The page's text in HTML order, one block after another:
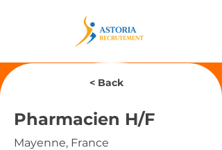
< Back
Pharmacien H/F
Mayenne, France